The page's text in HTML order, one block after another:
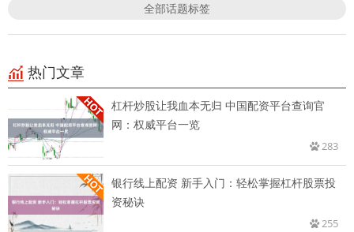
全部话题标签
热门文章
杠杆炒股让我血本无归 中国配资平台查询官
网：权威平台一览
283
银行线上配资 新手入门：轻松掌握杠杆股票投
资秘诀
255